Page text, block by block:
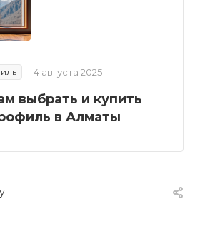
4 августа 2025
выбрать и купить
в Алматы